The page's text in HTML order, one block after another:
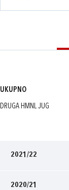
UKUPNO
DRUGA HMNL JUG
2021/22
2020/21